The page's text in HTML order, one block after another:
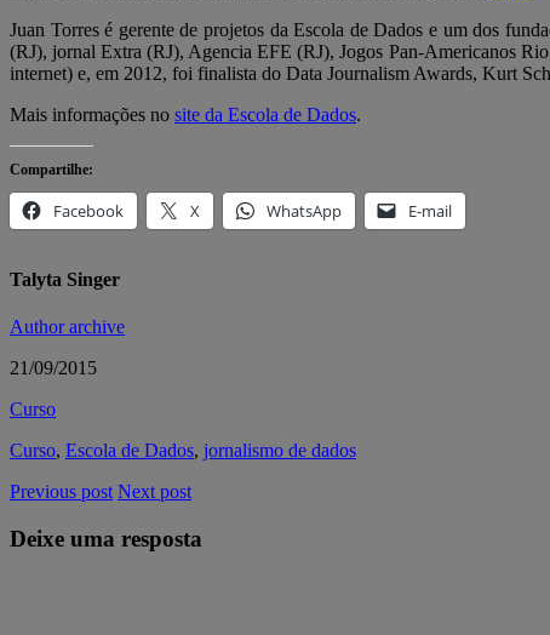
Juan Torres é gerente de projetos da Escola de Dados e um dos
(RJ), jornal Extra (RJ), Agencia EFE (RJ), Jogos Pan-Americanos
internet) e, em 2012, foi finalista do Data Journalism Awards, Kurt
Mais informações no site da Escola de Dados.
Compartilhe:
Facebook X WhatsApp E-mail
Talyta Singer
Author archive
21/09/2015
Curso
Curso, Escola de Dados, jornalismo de dados
Previous post Next post
Deixe uma resposta